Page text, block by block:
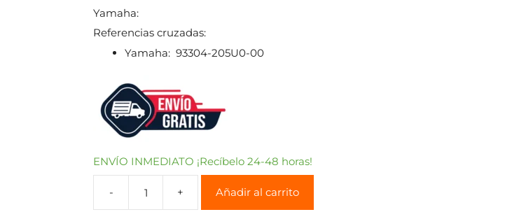
Yamaha:
Referencias cruzadas:
Yamaha: 93304-205U0-00
ENVÍO INMEDIATO ¡Recíbelo 24-48 horas!
Añadir al carrito